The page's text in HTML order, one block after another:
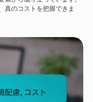
真のコストを把握できま